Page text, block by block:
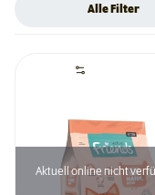
Alle Filter
Aktuell online nicht